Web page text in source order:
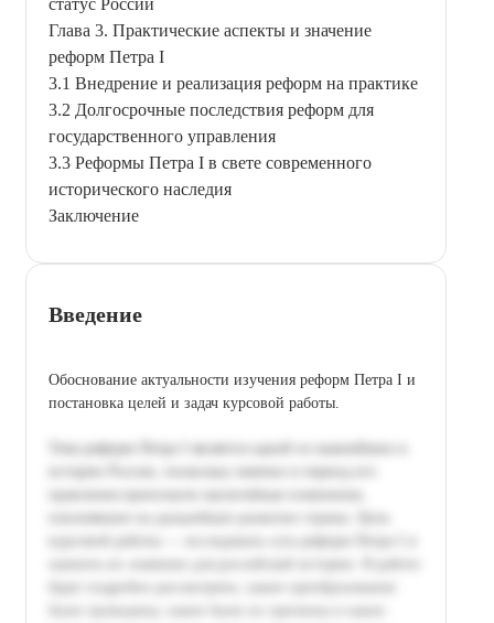
Глава 3. Практические аспекты и значение
реформ Петра I
3.1 Внедрение и реализация реформ на практике
3.2 Долгосрочные последствия реформ для
государственного управления
3.3 Реформы Петра I в свете современного
исторического наследия
Заключение
Введение
Обоснование актуальности изучения реформ Петра I и
постановка целей и задач курсовой работы.